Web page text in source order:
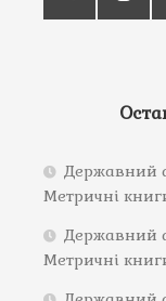
Державний
Метричні
Державний
Метричні